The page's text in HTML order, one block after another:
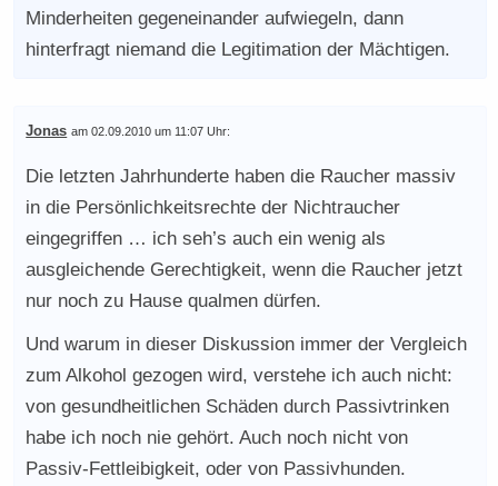
Minderheiten gegeneinander aufwiegeln, dann
hinterfragt niemand die Legitimation der Mächtigen.
Jonas am 02.09.2010 um 11:07 Uhr:
Die letzten Jahrhunderte haben die Raucher massiv
in die Persönlichkeitsrechte der Nichtraucher
eingegriffen … ich seh’s auch ein wenig als
ausgleichende Gerechtigkeit, wenn die Raucher jetzt
nur noch zu Hause qualmen dürfen.
Und warum in dieser Diskussion immer der Vergleich
zum Alkohol gezogen wird, verstehe ich auch nicht:
von gesundheitlichen Schäden durch Passivtrinken
habe ich noch nie gehört. Auch noch nicht von
Passiv-Fettleibigkeit, oder von Passivhunden.